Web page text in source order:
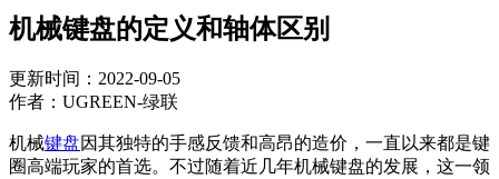
机械键盘的定义和轴体区别
更新时间：2022-09-05
作者：UGREEN-绿联
机械键盘因其独特的手感反馈和高昂的造价，一直以来都是键
圈高端玩家的首选。不过随着近几年机械键盘的发展，这一领